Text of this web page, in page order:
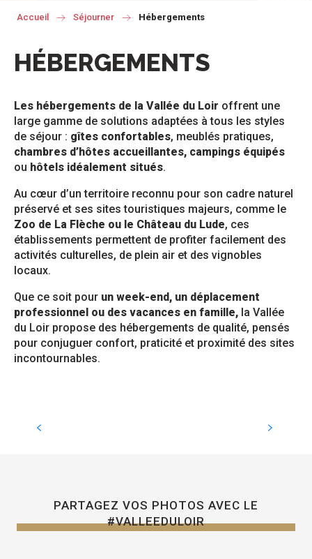
Accueil Séjourner Hébergements
HÉBERGEMENTS
Les hébergements de la Vallée du Loir offrent une
large gamme de solutions adaptées à tous les styles
de séjour : gîtes confortables, meublés pratiques,
chambres d’hôtes accueillantes, campings équipés
ou hôtels idéalement situés.
Au cœur d’un territoire reconnu pour son cadre naturel
préservé et ses sites touristiques majeurs, comme le
Zoo de La Flèche ou le Château du Lude, ces
établissements permettent de profiter facilement des
activités culturelles, de plein air et des vignobles
locaux.
Que ce soit pour un week-end, un déplacement
professionnel ou des vacances en famille, la Vallée
du Loir propose des hébergements de qualité, pensés
pour conjuguer confort, praticité et proximité des sites
incontournables.
Gîtes
PARTAGEZ VOS PHOTOS AVEC LE
#VALLEEDULOIR